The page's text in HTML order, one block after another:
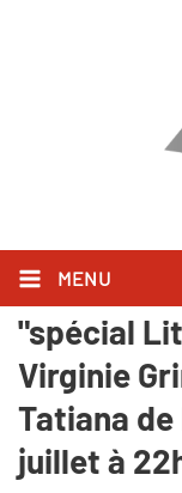
MENU
"spécial
Virginie
Tatiana de
juillet à